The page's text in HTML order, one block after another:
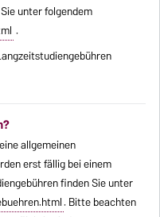
unter folgendem
.
allgemeinen
erst fällig bei einem
finden Sie unter
. Bitte beachten